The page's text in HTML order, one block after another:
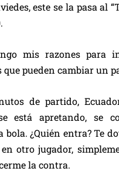
este se la pasa al
mis razones para
que pueden cambiar un
de partido,
está apretando, se
bola. ¿Quién entra? Te
otro jugador,
la contra.